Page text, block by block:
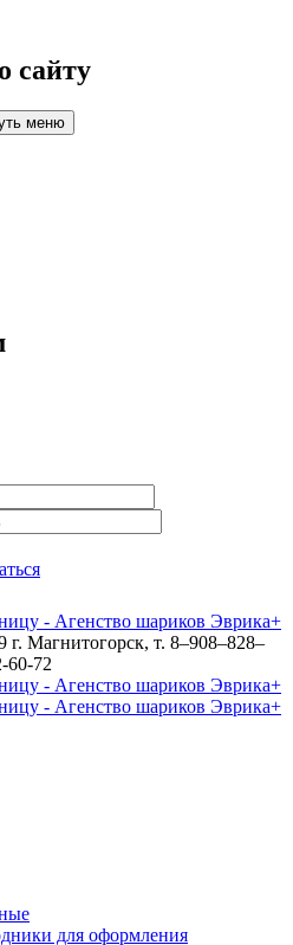
сайту
меню
г. Магнитогорск, т. 8–908–828–
60-72
для оформления